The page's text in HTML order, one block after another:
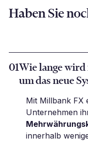
Haben Sie
01Wie lange wird
um das neue
Mit Millbank FX
Unternehmen
innerhalb